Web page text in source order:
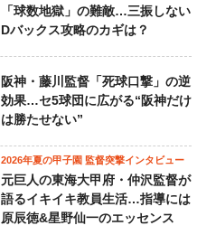
「球数地獄」の難敵…三振しない
Dバックス攻略のカギは？
阪神・藤川監督「死球口撃」の逆
効果…セ5球団に広がる“阪神だけ
は勝たせない”
2026年夏の甲子園 監督突撃インタビュー
元巨人の東海大甲府・仲沢監督が
語るイキイキ教員生活…指導には
原辰徳&星野仙一のエッセンス